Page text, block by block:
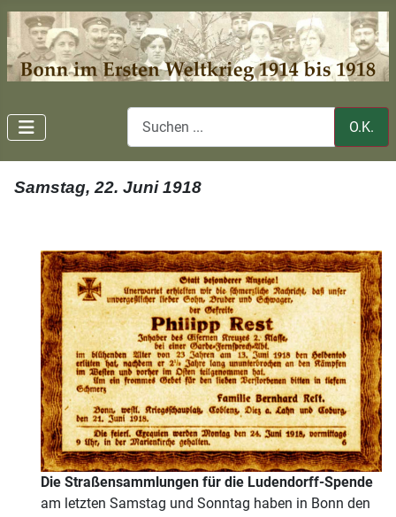
O.K.
Samstag, 22. Juni 1918
Die Straßensammlungen für die Ludendorff-Spende
am letzten Samstag und Sonntag haben in Bonn den